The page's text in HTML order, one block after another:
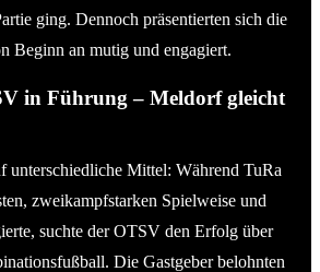
ging. Dennoch präsentierten sich die
Beginn an mutig und engagiert.
in Führung – Meldorf gleicht
unterschiedliche Mittel: Während TuRa
zweikampfstarken Spielweise und
suchte der OTSV den Erfolg über
Die Gastgeber belohnten